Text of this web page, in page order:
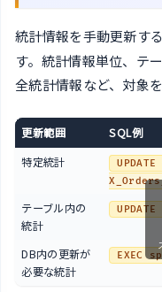
統計情報を手動更新す
す。統計情報単位、テ
全統計情報など、対象
更新範囲 SQL例
特定統計
テーブル内の
統計
DB内の更新が
必要な統計
EXEC